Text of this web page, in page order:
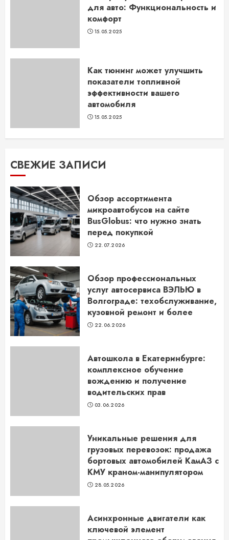
для авто: Функциональность и
комфорт
15.05.2025
Как тюнинг может улучшить
показатели топливной
эффективности вашего
автомобиля
15.05.2025
СВЕЖИЕ ЗАПИСИ
Обзор ассортимента
микроавтобусов на сайте
BusGlobus: что нужно знать
перед покупкой
22.07.2026
Обзор профессиональных
услуг автосервиса ВЭЛЬЮ в
Волгограде: техобслуживание,
кузовной ремонт и более
22.06.2026
Автошкола в Екатеринбурге:
комплексное обучение
вождению и получение
водительских прав
03.06.2026
Уникальные решения для
грузовых перевозок: продажа
бортовых автомобилей КамАЗ с
КМУ краном-манипулятором
28.05.2026
Асинхронные двигатели как
ключевой элемент